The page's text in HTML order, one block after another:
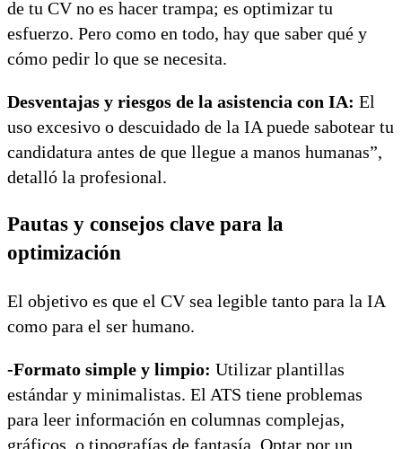
de tu CV no es hacer trampa; es optimizar tu
esfuerzo. Pero como en todo, hay que saber qué y
cómo pedir lo que se necesita.
Desventajas y riesgos de la asistencia con IA: El
uso excesivo o descuidado de la IA puede sabotear tu
candidatura antes de que llegue a manos humanas”,
detalló la profesional.
Pautas y consejos clave para la
optimización
El objetivo es que el CV sea legible tanto para la IA
como para el ser humano.
-Formato simple y limpio: Utilizar plantillas
estándar y minimalistas. El ATS tiene problemas
para leer información en columnas complejas,
gráficos, o tipografías de fantasía. Optar por un